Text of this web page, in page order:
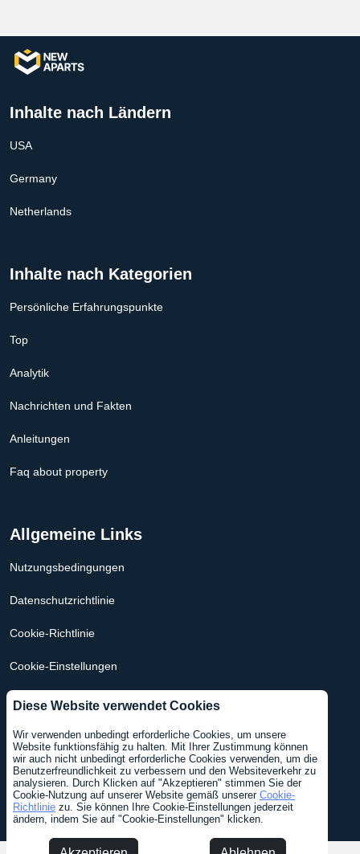
Diese Website verwendet Cookies
Wir verwenden unbedingt erforderliche Cookies, um unsere
Website funktionsfähig zu halten. Mit Ihrer Zustimmung können
wir auch nicht unbedingt erforderliche Cookies verwenden, um die
Benutzerfreundlichkeit zu verbessern und den Websiteverkehr zu
analysieren. Durch Klicken auf "Akzeptieren" stimmen Sie der
Cookie-Nutzung auf unserer Website gemäß unserer Cookie-
Richtlinie zu. Sie können Ihre Cookie-Einstellungen jederzeit
ändern, indem Sie auf "Cookie-Einstellungen" klicken.
Inhalte nach Ländern
USA
Germany
Netherlands
Inhalte nach Kategorien
Persönliche Erfahrungspunkte
Top
Analytik
Nachrichten und Fakten
Anleitungen
Faq about property
Allgemeine Links
Nutzungsbedingungen
Datenschutzrichtlinie
Cookie-Richtlinie
Cookie-Einstellungen
Hypothekenrechner Niederlande
Hypothekenrechner USA
Language Englisch Niederländisch